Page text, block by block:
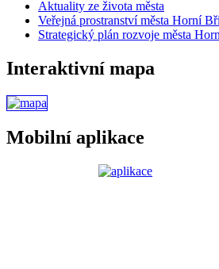
Aktuality ze života města
Veřejná prostranství města Horní
Strategický plán rozvoje města
Interaktivní mapa
Mobilní aplikace